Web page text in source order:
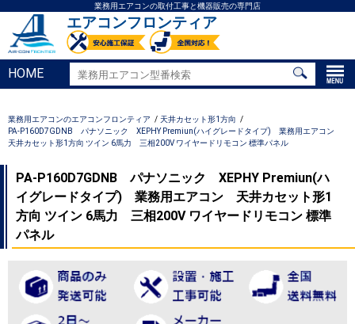
業務用エアコンの取付工事と機器販売の専門店
エアコンフロンティア
HOME
業務用エアコンのエアコンフロンティア
天井カセット形1方向
PA-P160D7GDNB パナソニック XEPHY Premiun(ハイグレードタイプ) 業務用エアコン
天井カセット形1方向 ツイン 6馬力 三相200V ワイヤードリモコン 標準パネル
PA-P160D7GDNB パナソニック XEPHY Premiun(ハ
イグレードタイプ) 業務用エアコン 天井カセット形1
方向 ツイン 6馬力 三相200V ワイヤードリモコン 標準
パネル